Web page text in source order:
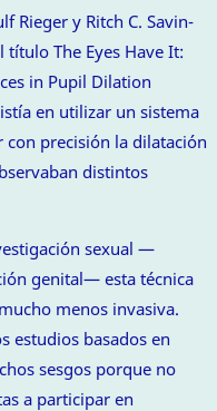
Rieger y Ritch C. Savin-
The Eyes Have It:
in Pupil Dilation
en utilizar un sistema
precisión la dilatación
distintos
sexual —
genital— esta técnica
menos invasiva.
estudios basados en
sesgos porque no
a participar en